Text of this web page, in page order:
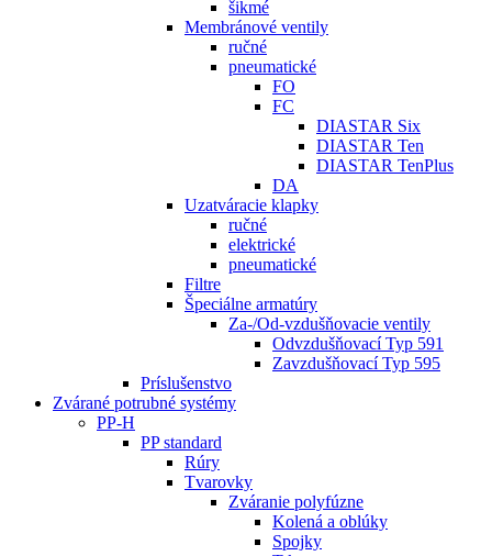
šikmé
Membránové ventily
ručné
pneumatické
FO
FC
DIASTAR Six
DIASTAR Ten
DIASTAR TenPlus
DA
Uzatváracie klapky
ručné
elektrické
pneumatické
Filtre
Špeciálne armatúry
Za-/Od-vzdušňovacie ventily
Odvzdušňovací Typ 591
Zavzdušňovací Typ 595
Príslušenstvo
Zvárané potrubné systémy
PP-H
PP standard
Rúry
Tvarovky
Zváranie polyfúzne
Kolená a oblúky
Spojky